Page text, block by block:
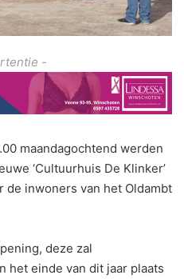
-
maandagochtend werden
‘Cultuurhuis De Klinker’
inwoners van het Oldambt
deze zal
het einde van dit jaar plaats